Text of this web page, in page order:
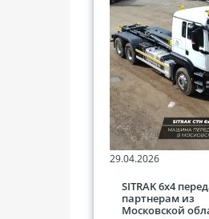
29.04.2026
SITRAK 6х4
партнерам из
Московской